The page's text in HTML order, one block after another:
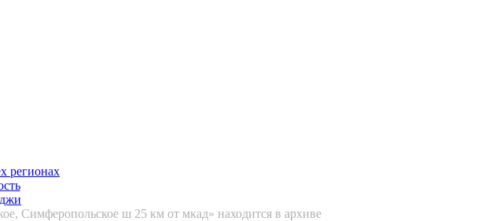
регионах
Симферопольское ш 25 км от мкад» находится в архиве